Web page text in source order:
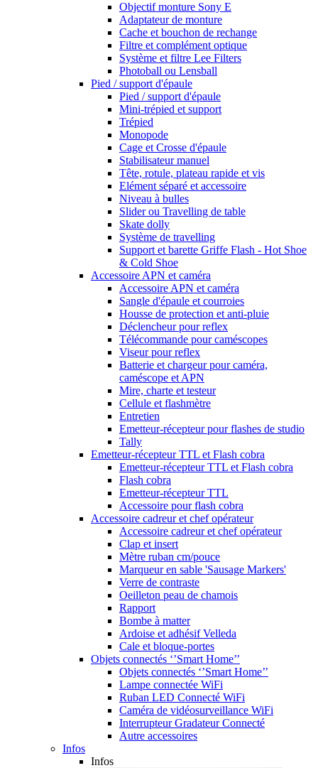
Objectif monture Sony E
Adaptateur de monture
Cache et bouchon de rechange
Filtre et complément optique
Système et filtre Lee Filters
Photoball ou Lensball
Pied / support d'épaule
Pied / support d'épaule
Mini-trépied et support
Trépied
Monopode
Cage et Crosse d'épaule
Stabilisateur manuel
Tête, rotule, plateau rapide et vis
Elément séparé et accessoire
Niveau à bulles
Slider ou Travelling de table
Skate dolly
Système de travelling
Support et barette Griffe Flash - Hot Shoe
& Cold Shoe
Accessoire APN et caméra
Accessoire APN et caméra
Sangle d'épaule et courroies
Housse de protection et anti-pluie
Déclencheur pour reflex
Télécommande pour caméscopes
Viseur pour reflex
Batterie et chargeur pour caméra,
caméscope et APN
Mire, charte et testeur
Cellule et flashmètre
Entretien
Emetteur-récepteur pour flashes de studio
Tally
Emetteur-récepteur TTL et Flash cobra
Emetteur-récepteur TTL et Flash cobra
Flash cobra
Emetteur-récepteur TTL
Accessoire pour flash cobra
Accessoire cadreur et chef opérateur
Accessoire cadreur et chef opérateur
Clap et insert
Mètre ruban cm/pouce
Marqueur en sable 'Sausage Markers'
Verre de contraste
Oeilleton peau de chamois
Rapport
Bombe à matter
Ardoise et adhésif Velleda
Cale et bloque-portes
Objets connectés ‘’Smart Home’’
Objets connectés ‘’Smart Home’’
Lampe connectée WiFi
Ruban LED Connecté WiFi
Caméra de vidéosurveillance WiFi
Interrupteur Gradateur Connecté
Autre accessoires
Infos
Infos